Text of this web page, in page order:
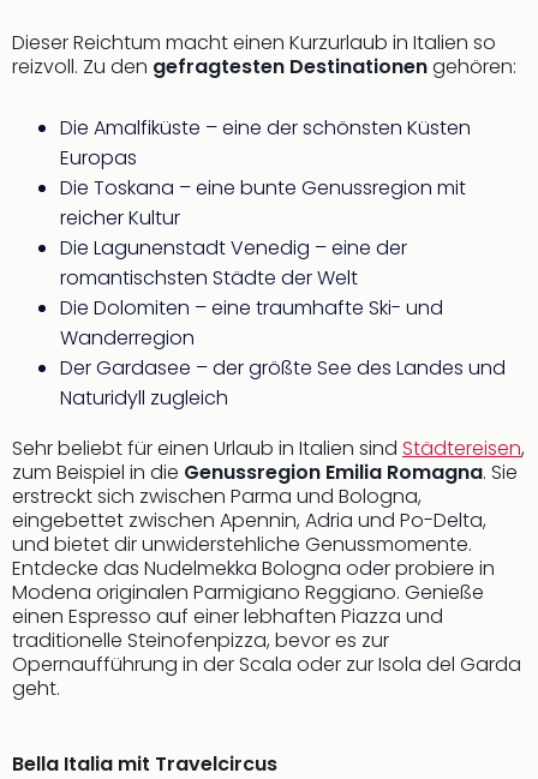
Dieser Reichtum macht einen Kurzurlaub in Italien so
reizvoll. Zu den gefragtesten Destinationengehören:
Die Amalfiküste – eine der schönsten Küsten
Europas
Die Toskana – eine bunte Genussregion mit
reicher Kultur
Die Lagunenstadt Venedig – eine der
romantischsten Städte der Welt
Die Dolomiten – eine traumhafte Ski- und
Wanderregion
Der Gardasee – der größte See des Landes und
Naturidyll zugleich
Sehr beliebt für einen Urlaub in Italien sind Städtereisen,
zum Beispiel in die Genussregion Emilia Romagna. Sie
erstreckt sich zwischen Parma und Bologna,
eingebettet zwischen Apennin, Adria und Po-Delta,
und bietet dir unwiderstehliche Genussmomente.
Entdecke das Nudelmekka Bologna oder probiere in
Modena originalen Parmigiano Reggiano. Genieße
einen Espresso auf einer lebhaften Piazza und
traditionelle Steinofenpizza, bevor es zur
Opernaufführung in der Scala oder zur Isola del Garda
geht.
Bella Italia mit Travelcircus